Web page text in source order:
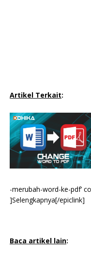
Artikel Terkait:
-merubah-word-ke-pdf’
]Selengkapnya[/epiclink]
Baca artikel lain: